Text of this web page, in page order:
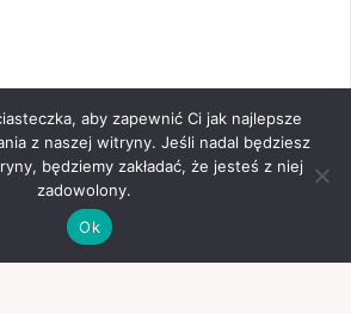
aby zapewnić Ci jak najlepsze
z naszej witryny. Jeśli nadal będziesz
będziemy zakładać, że jesteś z niej
zadowolony.
Ok